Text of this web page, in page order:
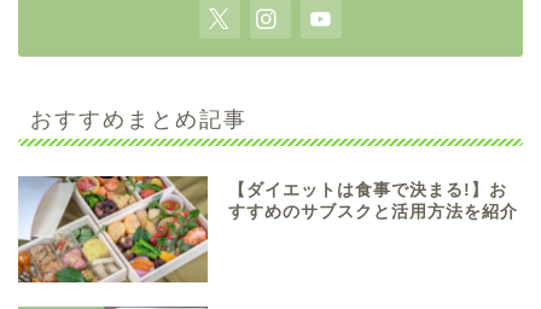
おすすめまとめ記事
【ダイエットは食事で決まる!】お
すすめのサブスクと活用方法を紹介